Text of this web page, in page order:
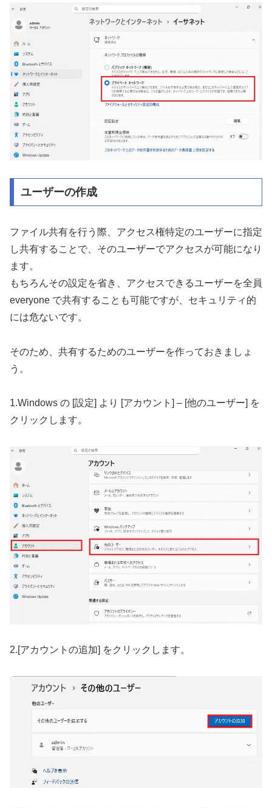
ユーザーの作成
ファイル共有を行う際、アクセス権特定のユーザーに指定
し共有することで、そのユーザーでアクセスが可能になり
ます。
もちろんその設定を省き、アクセスできるユーザーを全員
everyone で共有することも可能ですが、セキュリティ的
には危ないです。
そのため、共有するためのユーザーを作っておきましょ
う。
1.Windows の [設定] より [アカウント] – [他のユーザー] を
クリックします。
2.[アカウントの追加] をクリックします。